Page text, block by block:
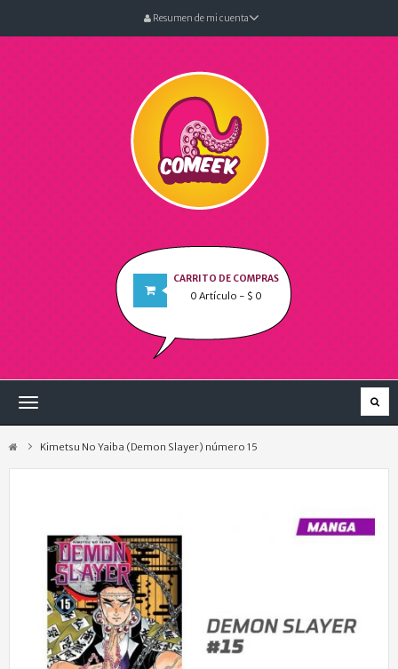
Resumen de mi cuenta
CARRITO DE COMPRAS
0 Artículo - $ 0
Navegación
Kimetsu No Yaiba (Demon Slayer) número 15